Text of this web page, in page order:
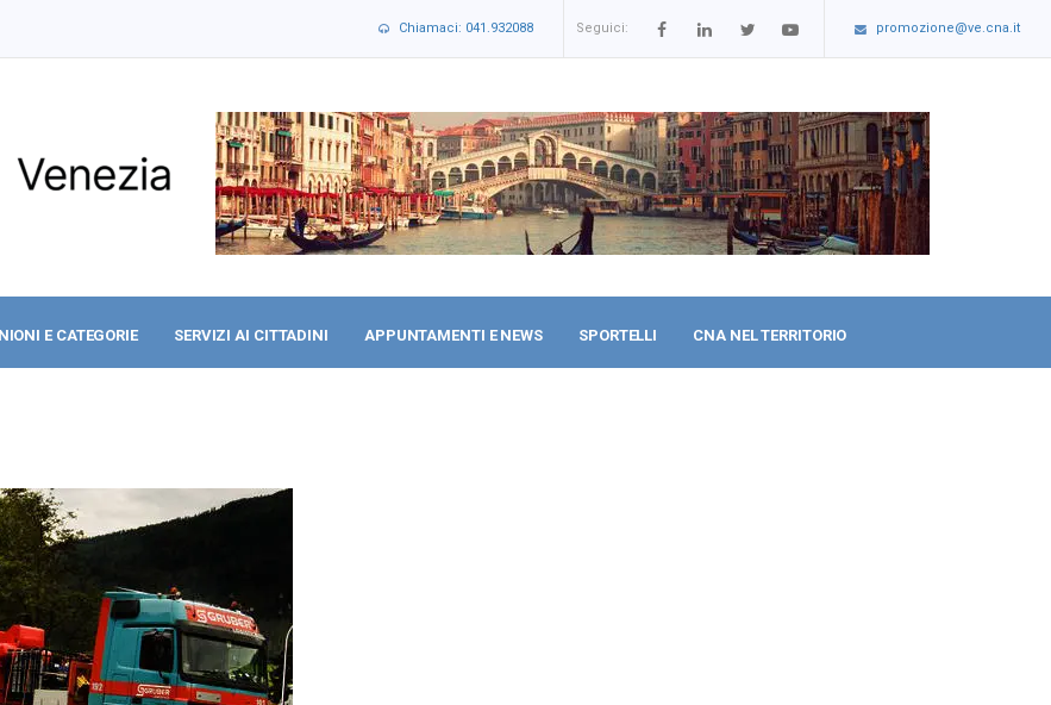
Chiamaci: 041.932088 Seguici: promozione@ve.cna.it
E CATEGORIE SERVIZI AI CITTADINI APPUNTAMENTI E NEWS SPORTELLI CNA NEL TERRITORIO